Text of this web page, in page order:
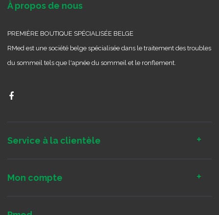
À propos de nous
PREMIÈRE BOUTIQUE SPÉCIALISÉE BELGE
RMed est une société belge spécialisée dans le traitement des troubles
du sommeil tels que l'apnée du sommeil et le ronflement.
Service à la clientèle
Mon compte